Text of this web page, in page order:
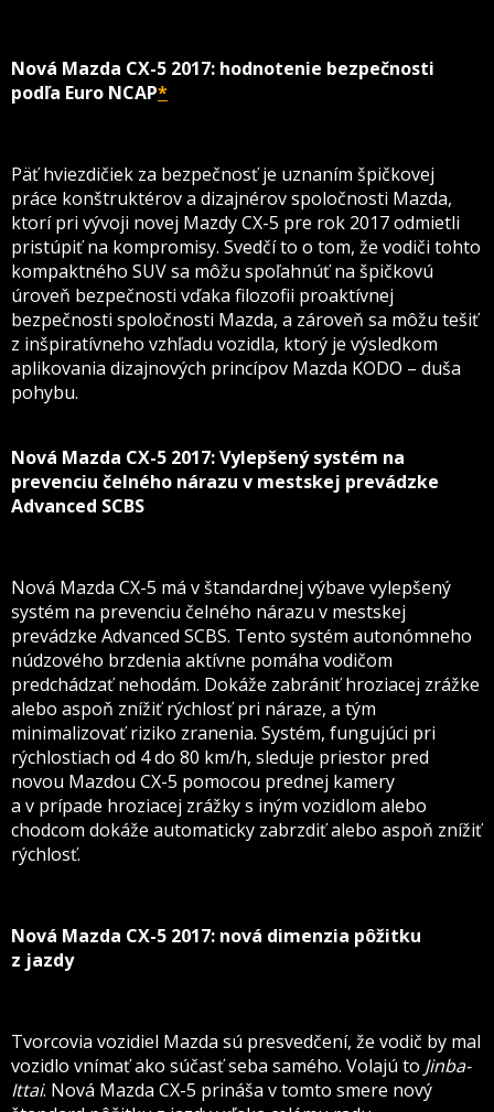
Nová Mazda CX-5 2017: hodnotenie bezpečnosti
podľa Euro NCAP*
Päť hviezdičiek za bezpečnosť je uznaním špičkovej
práce konštruktérov a dizajnérov spoločnosti Mazda,
ktorí pri vývoji novej Mazdy CX-5 pre rok 2017 odmietli
pristúpiť na kompromisy. Svedčí to o tom, že vodiči tohto
kompaktného SUV sa môžu spoľahnúť na špičkovú
úroveň bezpečnosti vďaka filozofii proaktívnej
bezpečnosti spoločnosti Mazda, a zároveň sa môžu tešiť
z inšpiratívneho vzhľadu vozidla, ktorý je výsledkom
aplikovania dizajnových princípov Mazda KODO – duša
pohybu.
Nová Mazda CX-5 2017: Vylepšený systém na
prevenciu čelného nárazu v mestskej prevádzke
Advanced SCBS
Nová Mazda CX-5 má v štandardnej výbave vylepšený
systém na prevenciu čelného nárazu v mestskej
prevádzke Advanced SCBS. Tento systém autonómneho
núdzového brzdenia aktívne pomáha vodičom
predchádzať nehodám. Dokáže zabrániť hroziacej zrážke
alebo aspoň znížiť rýchlosť pri náraze, a tým
minimalizovať riziko zranenia. Systém, fungujúci pri
rýchlostiach od 4 do 80 km/h, sleduje priestor pred
novou Mazdou CX-5 pomocou prednej kamery
a v prípade hroziacej zrážky s iným vozidlom alebo
chodcom dokáže automaticky zabrzdiť alebo aspoň znížiť
rýchlosť.
Nová Mazda CX-5 2017: nová dimenzia pôžitku
z jazdy
Tvorcovia vozidiel Mazda sú presvedčení, že vodič by mal
vozidlo vnímať ako súčasť seba samého. Volajú to Jinba-
Ittai. Nová Mazda CX-5 prináša v tomto smere nový